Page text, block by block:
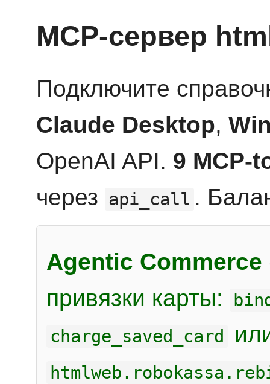
MCP-сервер
Подключите
Claude Desktop,
OpenAI API. 9 MCP-
через api_call .
Agentic Commerce
привязки карты:
charge_saved_card